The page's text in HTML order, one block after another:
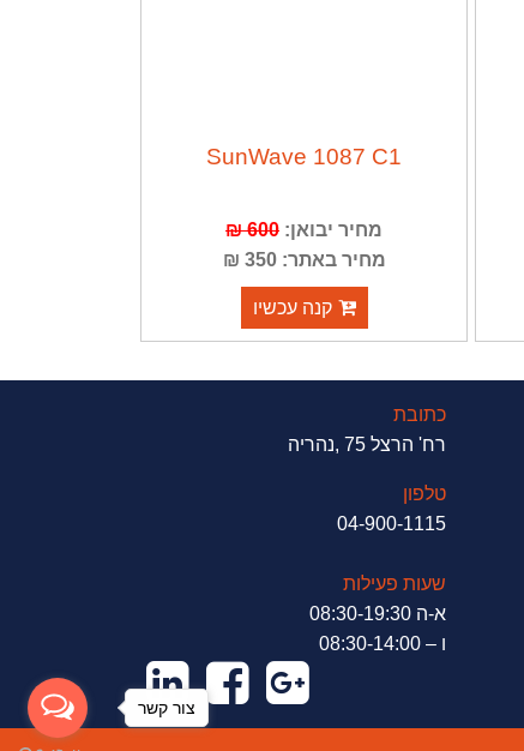
SunWave 1087 C1
מחיר יבואן: 600 ₪
מחיר באתר: 350 ₪
קנה עכשיו
כתובת
רח' הרצל 75 ,נהריה
טלפון
04-900-1115
שעות פעילות
א-ה 08:30-19:30
ו – 08:30-14:00
צור קשר